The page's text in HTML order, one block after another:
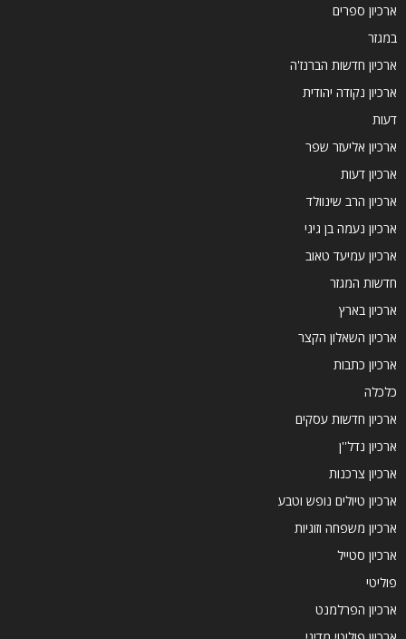
ארכיון ספרים
במגזר
ארכיון חדשות הברנז'ה
ארכיון נקודה יהודית
דעות
ארכיון אליעזר שפר
ארכיון דעות
ארכיון הרב שינוולד
ארכיון נעמה בן גיגי
ארכיון עמיעד טאוב
חדשות המגזר
ארכיון בארץ
ארכיון השאלון הקצר
ארכיון כתבות
כלכלה
ארכיון חדשות עסקים
ארכיון נדל''ן
ארכיון צרכנות
ארכיון טיולים נופש וטבע
ארכיון משפחה וזוגיות
ארכיון סטייל
פוליטי
ארכיון הפרלמנט